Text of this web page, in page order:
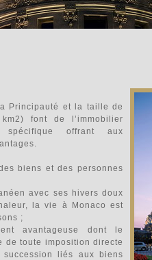
Principauté et la taille de
font de l’immobilier
spécifique offrant aux
biens et des personnes
avec ses hivers doux
la vie à Monaco est
;
avantageuse dont le
de toute imposition directe
liés aux biens